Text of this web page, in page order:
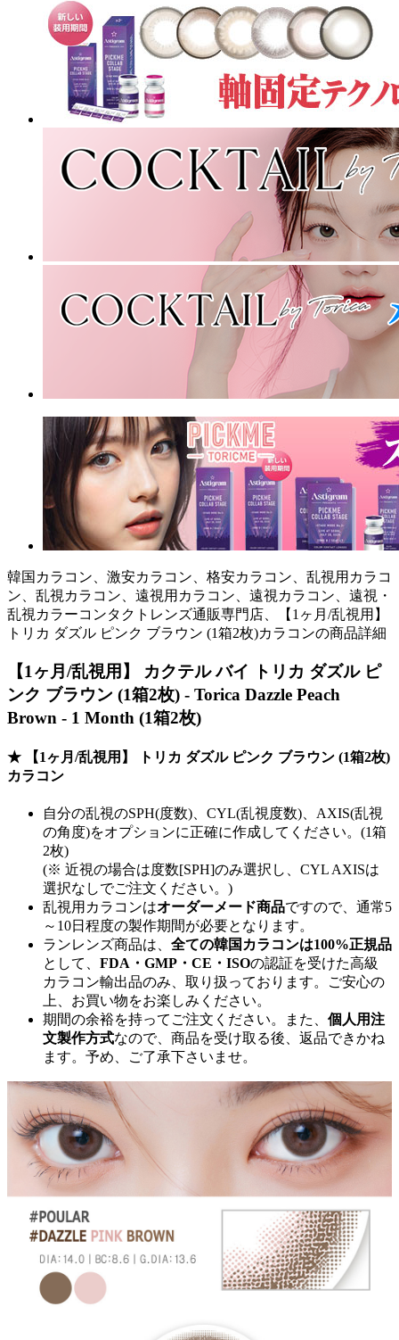
韓国カラコン、激安カラコン、格安カラコン、乱視用カラコ
ン、乱視カラコン、遠視用カラコン、遠視カラコン、遠視・
乱視カラーコンタクトレンズ通販専門店、【1ヶ月/乱視用】
トリカ ダズル ピンク ブラウン (1箱2枚)カラコンの商品詳細
【1ヶ月/乱視用】 カクテル バイ トリカ ダズル ピ
ンク ブラウン (1箱2枚) - Torica Dazzle Peach
Brown - 1 Month (1箱2枚)
★ 【1ヶ月/乱視用】 トリカ ダズル ピンク ブラウン (1箱2枚)
カラコン
自分の乱視のSPH(度数)、CYL(乱視度数)、AXIS(乱視
の角度)をオプションに正確に作成してください。(1箱
2枚)
(※ 近視の場合は度数[SPH]のみ選択し、CYL AXISは
選択なしでご注文ください。)
乱視用カラコンはオーダーメード商品ですので、 通常5
～10日程度の製作期間が必要となります。
ランレンズ商品は、 全ての韓国カラコンは100%正規品
として、 FDA・GMP・CE・ISOの認証を受けた高級
カラコン輸出品のみ、取り扱っております。ご安心の
上、お買い物をお楽しみください。
期間の余裕を持ってご注文ください。また、 個人用注
文製作方式なので、商品を受け取る後、返品できかね
ます。予め、ご了承下さいませ。